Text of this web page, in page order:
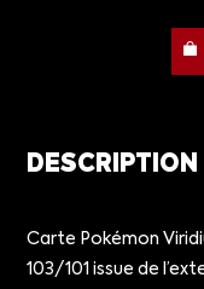
Carte Pokémon
103/101 issue de